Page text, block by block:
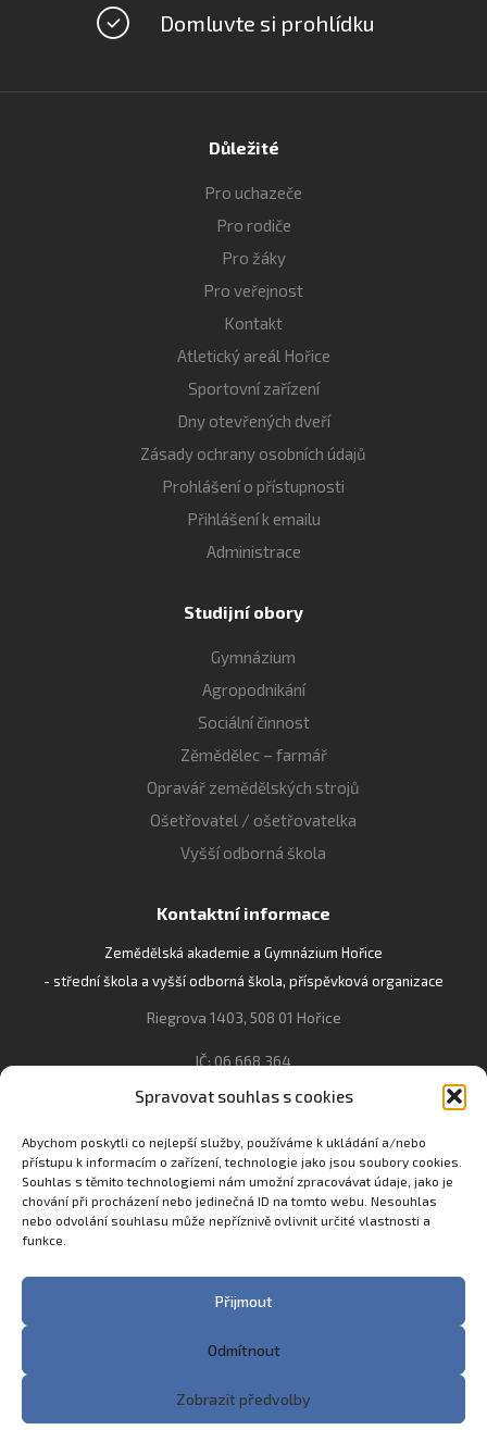
Spravovat souhlas s cookies
Abychom poskytli co nejlepší služby, používáme k ukládání a/nebo
přístupu k informacím o zařízení, technologie jako jsou soubory cookies.
Souhlas s těmito technologiemi nám umožní zpracovávat údaje, jako je
chování při procházení nebo jedinečná ID na tomto webu. Nesouhlas
nebo odvolání souhlasu může nepříznivě ovlivnit určité vlastnosti a
funkce.
Přijmout
Odmítnout
Zobrazit předvolby
Domluvte si prohlídku
Důležité
Pro uchazeče
Pro rodiče
Pro žáky
Pro veřejnost
Kontakt
Atletický areál Hořice
Sportovní zařízení
Dny otevřených dveří
Zásady ochrany osobních údajů
Prohlášení o přístupnosti
Přihlášení k emailu
Administrace
Studijní obory
Gymnázium
Agropodnikání
Sociální činnost
Zěmědělec – farmář
Opravář zemědělských strojů
Ošetřovatel / ošetřovatelka
Vyšší odborná škola
Kontaktní informace
Zemědělská akademie a Gymnázium Hořice
- střední škola a vyšší odborná škola, příspěvková organizace
Riegrova 1403, 508 01 Hořice
IČ: 06 668 364
493 623 021, 493 623 022
info@gozhorice.cz
www.zaghorice.cz
Pověřenec pro ochranu osobních údajů:
Innovation One s.r.o. IČO: 04734807 Březenecká 4808 430 04
Filip Šikola +420 775 992 451 filip.sikola@innone.cz
Hořice